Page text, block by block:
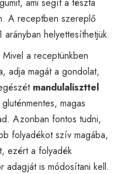
A receptben szereplő
arányban helyettesíthetjük.
Mivel a receptünkben
adja magát a gondolat,
mandulaliszttel
magas
Azonban fontos tudni,
folyadékot szív magába,
ezért a folyadék
adagját is módosítani kell.